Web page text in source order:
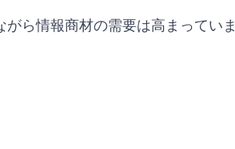
ら情報商材の需要は高まっていま